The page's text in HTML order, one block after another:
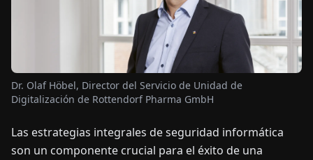
EN DEFRESITNL PLHU
Dr. Olaf Höbel, Director del Servicio de Unidad de
Digitalización de Rottendorf Pharma GmbH
Las estrategias integrales de seguridad informática
son un componente crucial para el éxito de una